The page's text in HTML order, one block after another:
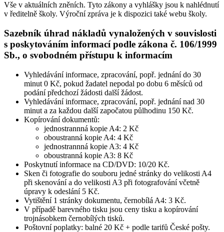
Vše v aktuálních zněních. Tyto zákony a vyhlášky jsou k nahlédnutí
v ředitelně školy. Výroční zpráva je k dispozici také webu školy.
Sazebník úhrad nákladů vynaložených v souvislosti
s poskytováním informací podle zákona č. 106/1999
Sb., o svobodném přístupu k informacím
Vyhledávání informace, zpracování, popř. jednání do 30
minut 0 Kč, pokud žadatel nepodal po dobu 6 měsíců od
podání předchozí žádosti další žádost.
Vyhledávání informace, zpracování, popř. jednání nad 30
minut a za každou další započatou půlhodinu 150 Kč.
Kopírování dokumentů:
jednostrannná kopie A4: 2 Kč
oboustranná kopie A4: 4 Kč
jednostrannná kopie A3: 4 Kč
oboustranná kopie A3: 8 Kč
Poskytnutí informace na CD/DVD: 10/20 Kč.
Sken či fotografie do souboru jedné stránky do velikosti A4
při skenování a do velikosti A3 při fotografování včetně
úpravy k odeslání 5 Kč.
Vytištění 1 stránky dokumentu, černobílá A4: 3 Kč.
V případě barevného tisku jsou ceny tisku a kopírování
trojnásobkem černobílých tisků.
Poštovní poplatky: balné 20 Kč + podle tarifů České pošty.